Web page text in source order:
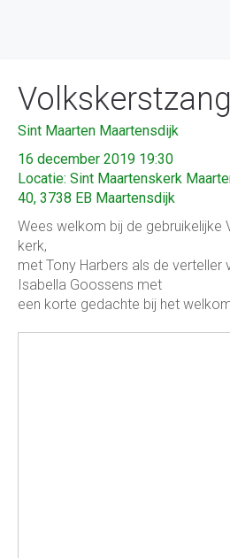
Volkskerstzang
Sint Maarten Maartensdijk
16 december 2019 19:30
Locatie: Sint Maartenskerk
40, 3738 EB Maartensdijk
Wees welkom bij de gebruikelijke
kerk,
met Tony Harbers als de verteller
Isabella Goossens met
een korte gedachte bij het